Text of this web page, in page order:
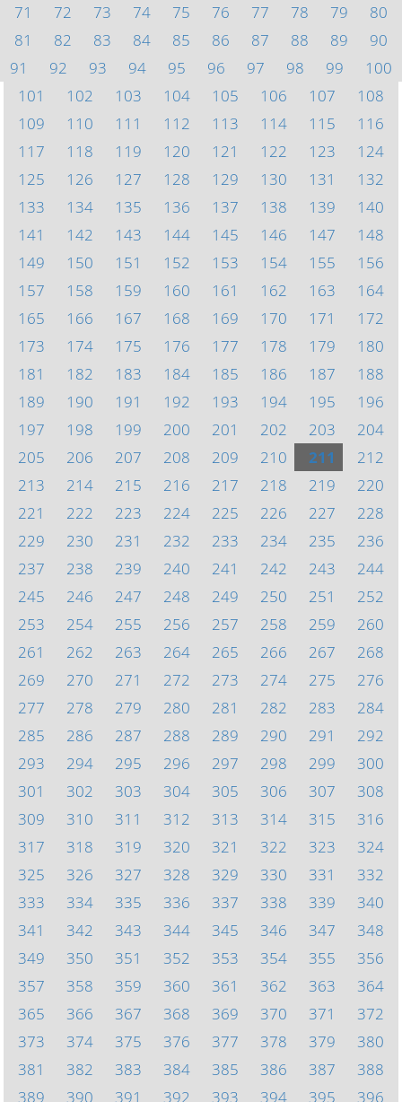
71
72 73 74 75 76 77 78 79
80
81
82 83 84 85 86 87 88 89
90
91
92 93 94 95 96 97 98 99
100
101
102 103 104 105 106 107
108
109
110 111 112 113 114 115
116
117
118 119 120 121 122 123
124
125
126 127 128 129 130 131
132
133
134 135 136 137 138 139
140
141
142 143 144 145 146 147
148
149
150 151 152 153 154 155
156
157
158 159 160 161 162 163
164
165
166 167 168 169 170 171
172
173
174 175 176 177 178 179
180
181
182 183 184 185 186 187
188
189
190 191 192 193 194 195
196
197
198 199 200 201 202 203
204
205
206 207 208 209 210 211
212
213
214 215 216 217 218 219
220
221
222 223 224 225 226 227
228
229
230 231 232 233 234 235
236
237
238 239 240 241 242 243
244
245
246 247 248 249 250 251
252
253
254 255 256 257 258 259
260
261
262 263 264 265 266 267
268
269
270 271 272 273 274 275
276
277
278 279 280 281 282 283
284
285
286 287 288 289 290 291
292
293
294 295 296 297 298 299
300
301
302 303 304 305 306 307
308
309
310 311 312 313 314 315
316
317
318 319 320 321 322 323
324
325
326 327 328 329 330 331
332
333
334 335 336 337 338 339
340
341
342 343 344 345 346 347
348
349
350 351 352 353 354 355
356
357
358 359 360 361 362 363
364
365
366 367 368 369 370 371
372
373
374 375 376 377 378 379
380
381
382 383 384 385 386 387
388
389
390 391 392 393 394 395 396